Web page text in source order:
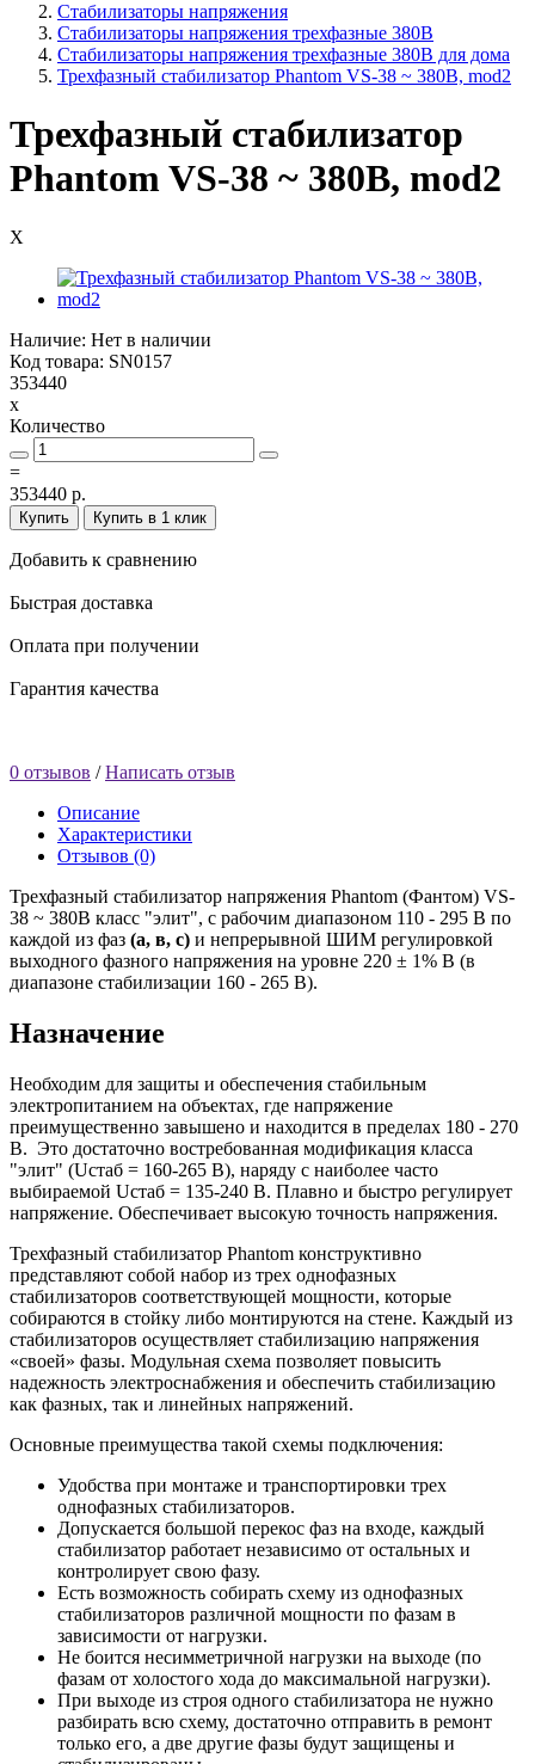
Стабилизаторы напряжения
Стабилизаторы напряжения трехфазные 380В
Cтабилизаторы напряжения трехфазные 380В для дома
Трехфазный стабилизатор Phantom VS-38 ~ 380В, mod2
Трехфазный стабилизатор
Phantom VS-38 ~ 380В, mod2
X
Наличие: Нет в наличии
Код товара: SN0157
353440
x
Количество
=
353440 р.
Купить Купить в 1 клик
Добавить к сравнению
Быстрая доставка
Оплата при получении
Гарантия качества
0 отзывов /Написать отзыв
Описание
Характеристики
Отзывов (0)
Трехфазный стабилизатор напряжения Phantom (Фантом) VS-
38 ~ 380В класс "элит", с рабочим диапазоном 110 - 295 В по
каждой из фаз (а, в, с) и непрерывной ШИМ регулировкой
выходного фазного напряжения на уровне 220 ± 1% В (в
диапазоне стабилизации 160 - 265 В).
Назначение
Необходим для защиты и обеспечения стабильным
электропитанием на объектах, где напряжение
преимущественно завышено и находится в пределах 180 - 270
В. Это достаточно востребованная модификация класса
"элит" (Uстаб = 160-265 В), наряду с наиболее часто
выбираемой Uстаб = 135-240 В. Плавно и быстро регулирует
напряжение. Обеспечивает высокую точность напряжения.
Трехфазный стабилизатор Phantom конструктивно
представляют собой набор из трех однофазных
стабилизаторов соответствующей мощности, которые
собираются в стойку либо монтируются на стене. Каждый из
стабилизаторов осуществляет стабилизацию напряжения
«своей» фазы. Модульная схема позволяет повысить
надежность электроснабжения и обеспечить стабилизацию
как фазных, так и линейных напряжений.
Основные преимущества такой схемы подключения:
Удобства при монтаже и транспортировки трех
однофазных стабилизаторов.
Допускается большой перекос фаз на входе, каждый
стабилизатор работает независимо от остальных и
контролирует свою фазу.
Есть возможность собирать схему из однофазных
стабилизаторов различной мощности по фазам в
зависимости от нагрузки.
Не боится несимметричной нагрузки на выходе (по
фазам от холостого хода до максимальной нагрузки).
При выходе из строя одного стабилизатора не нужно
разбирать всю схему, достаточно отправить в ремонт
только его, а две другие фазы будут защищены и